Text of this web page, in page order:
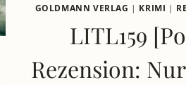
GOLDMANN VERLAG | KRIMI |
LITL159
Rezension: